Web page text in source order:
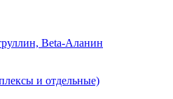
Beta-Аланин
и отдельные)